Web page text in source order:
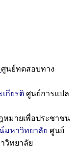
ศูนย์ทดสอบทาง
กียรติ ศูนย์การแปล
หมายเพื่อประชาชน
มหาวิทยาลัย ศูนย์
วิทยาลัย